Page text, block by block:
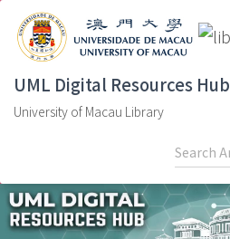
UML Digital Resources Hub
University of Macau Library